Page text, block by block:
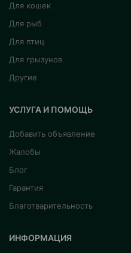
Для кошек
Для рыб
Для птиц
Для грызунов
Другие
УСЛУГА И ПОМОЩЬ
Добавить объявление
Жалобы
Блог
Гарантия
Благотварительность
ИНФОРМАЦИЯ